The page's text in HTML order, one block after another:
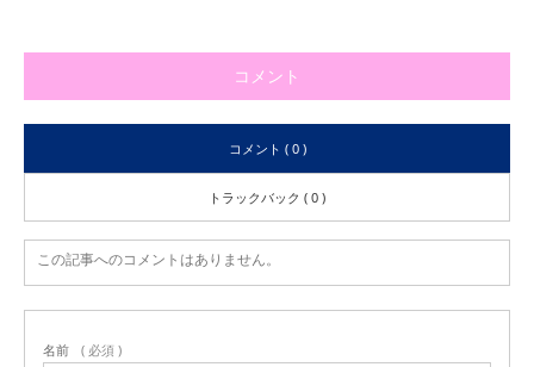
コメント
コメント ( 0 )
トラックバック ( 0 )
この記事へのコメントはありません。
名前 ( 必須 )